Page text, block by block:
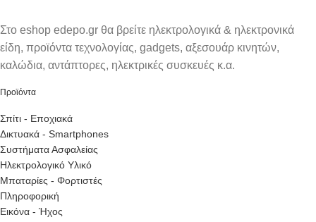
Στο eshop edepo.gr θα βρείτε ηλεκτρολογικά & ηλεκτρονικά
είδη, προϊόντα τεχνολογίας, gadgets, αξεσουάρ κινητών,
καλώδια, αντάπτορες, ηλεκτρικές συσκευές κ.α.
Προϊόντα
Σπίτι - Εποχιακά
Δικτυακά - Smartphones
Συστήματα Ασφαλείας
Ηλεκτρολογικό Υλικό
Μπαταρίες - Φορτιστές
Πληροφορική
Εικόνα - Ήχος